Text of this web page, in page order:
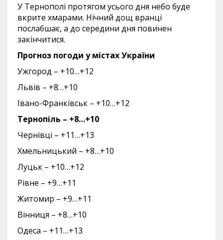
У Тернополі протягом усього дня небо буде
вкрите хмарами. Нічний дощ вранці
послабшає, а до середини дня повинен
закінчитися.
Прогноз погоди у містах України
Ужгород – +10…+12
Львів – +8…+10
Івано-Франківськ – +10…+12
Тернопіль – +8…+10
Чернівці – +11…+13
Хмельницький – +8…+10
Луцьк – +10…+12
Рівне – +9…+11
Житомир – +9…+11
Вінниця – +8…+10
Одеса – +11…+13